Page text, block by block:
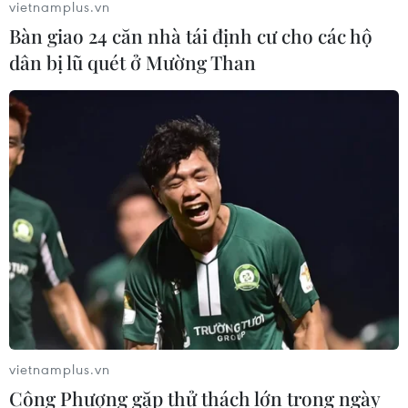
06/08/2026 09:06
Giá dầu tăng khi nhà đầu tư thận
trọng trước tình hình Trung Đông
06/08/2026 09:03
Giá vàng tăng phiên thứ tư liên tiếp,
chạm mức cao nhất trong 7 tuần
06/08/2026 08:36
Xăng dầu trong nước đồng loạt giảm,
E10RON95-III xuống còn 22.324
đồng/lít
vietnamplus.vn
Bàn giao 24 căn nhà tái định cư cho các hộ
dân bị lũ quét ở Mường Than
vietnamplus.vn
Công Phượng gặp thử thách lớn trong ngày